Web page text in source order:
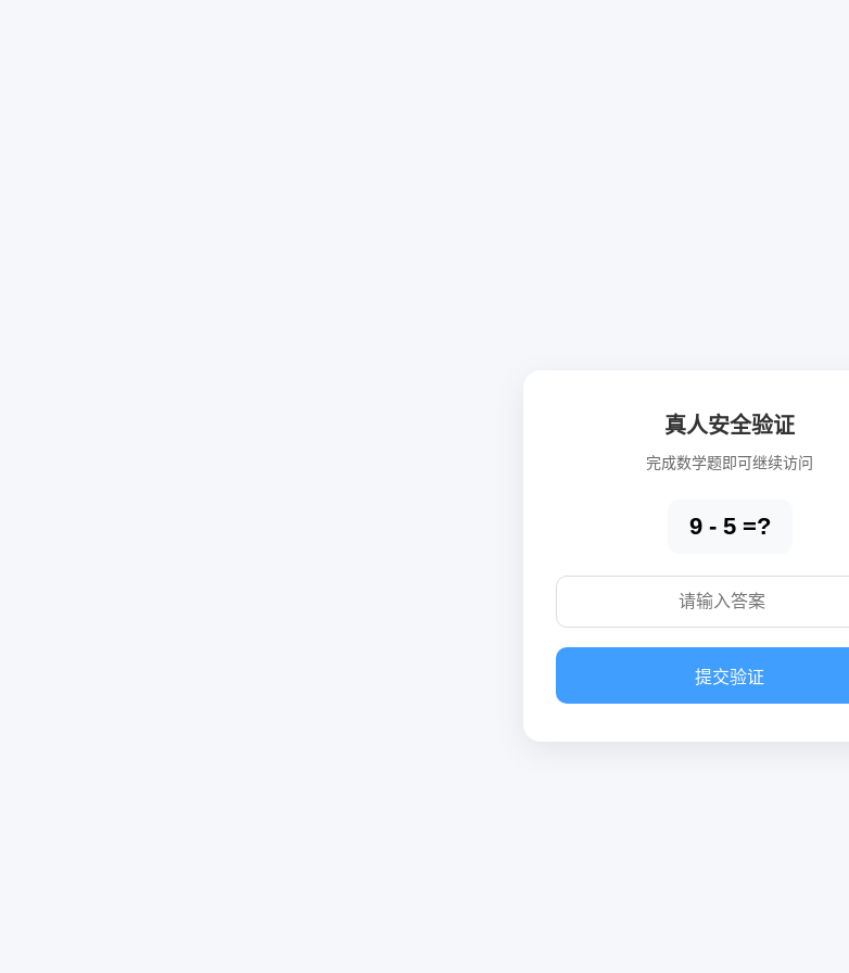
真人安全验证
完成数学题即可继续访问
9 - 5 =?
提交验证